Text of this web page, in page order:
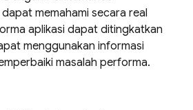
memahami secara real
aplikasi dapat ditingkatkan
menggunakan informasi
masalah performa.